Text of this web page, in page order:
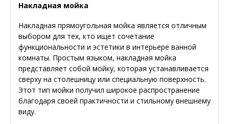
Накладная мойка
Накладная прямоугольная мойка является отличным
выбором для тех, кто ищет сочетание
функциональности и эстетики в интерьере ванной
комнаты. Простым языком, накладная мойка
представляет собой мойку, которая устанавливается
сверху на столешницу или специальную поверхность.
Этот тип мойки получил широкое распространение
благодаря своей практичности и стильному внешнему
виду.